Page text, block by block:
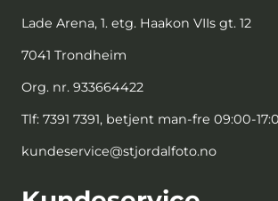
Lade Arena, 1. etg. Haakon VIIs gt. 12
7041 Trondheim
Org. nr. 933664422
Tlf: 7391 7391, betjent man-fre 09:00-
kundeservice@stjordalfoto.no